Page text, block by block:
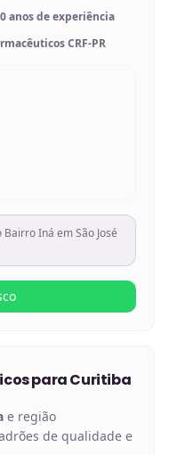
anos de experiência
CRF-PR
Bairro Iná em São José
paraCuritiba
e região
de qualidade e